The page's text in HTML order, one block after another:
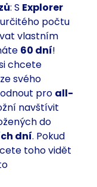
: S Explorer
počtu
vlastním
60 dní!
chcete
svého
pro all-
navštívit
do
dní. Pokud
toho vidět